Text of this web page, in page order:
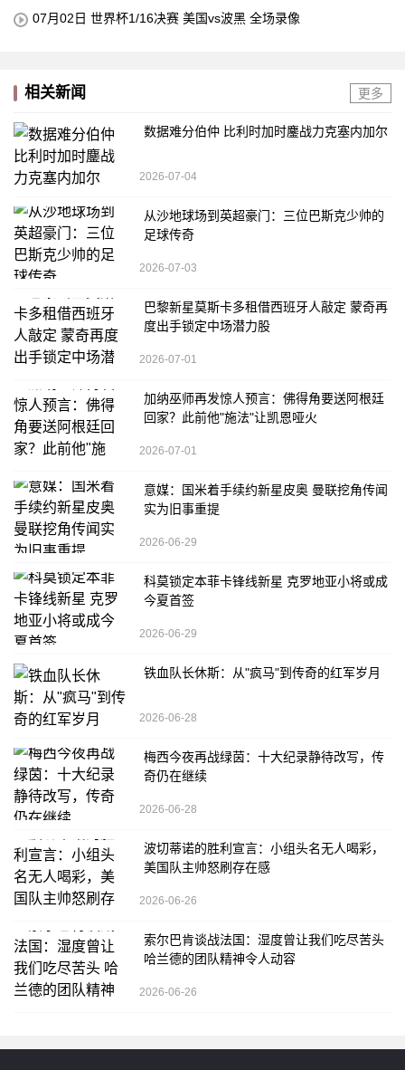
07月02日 世界杯1/16决赛 美国vs波黑 全场录像
相关新闻 更多
数据难分伯仲 比利时加时鏖战力克塞内加尔
2026-07-04
从沙地球场到英超豪门：三位巴斯克少帅的
足球传奇
2026-07-03
巴黎新星莫斯卡多租借西班牙人敲定 蒙奇再
度出手锁定中场潜力股
2026-07-01
加纳巫师再发惊人预言：佛得角要送阿根廷
回家？此前他"施法"让凯恩哑火
2026-07-01
意媒：国米着手续约新星皮奥 曼联挖角传闻
实为旧事重提
2026-06-29
科莫锁定本菲卡锋线新星 克罗地亚小将或成
今夏首签
2026-06-29
铁血队长休斯：从"疯马"到传奇的红军岁月
2026-06-28
梅西今夜再战绿茵：十大纪录静待改写，传
奇仍在继续
2026-06-28
波切蒂诺的胜利宣言：小组头名无人喝彩，
美国队主帅怒刷存在感
2026-06-26
索尔巴肯谈战法国：湿度曾让我们吃尽苦头
哈兰德的团队精神令人动容
2026-06-26